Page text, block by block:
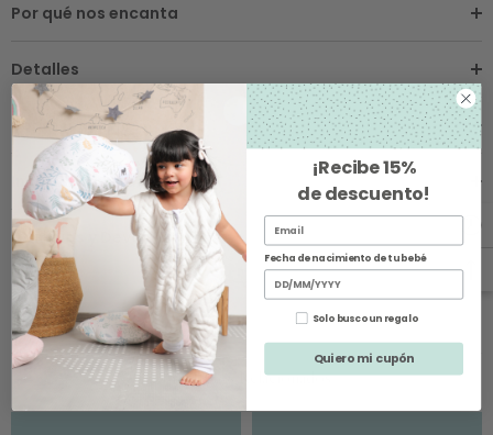
Por qué nos encanta
Detalles
Sobre los Envíos
Instrucciones de Cuidado
Cambios y Devoluciones
Productos Relacionados
¡Recibe15%
de descuento!
Fecha de nacimiento de tu bebé
Solo busco un regalo
Quiero mi cupón